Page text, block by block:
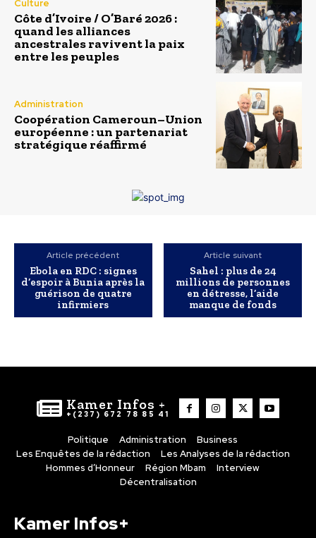
Culture
Côte d’Ivoire / O’Baré 2026 :
quand les alliances
ancestrales ravivent la paix
entre les peuples
Administration
Coopération Cameroun–Union
européenne : un partenariat
stratégique réaffirmé
Article précédent
Ebola en RDC : signes
d’espoir à Bunia après la
guérison de quatre
infirmiers
Article suivant
Sahel : plus de 24
millions de personnes
en détresse, l’aide
manque de fonds
Kamer Infos +
+(237) 672 78 85 41
Politique Administration
Business
Les Enquêtes de la rédaction
Les Analyses de la rédaction
Hommes d’Honneur
Région Mbam
Interview
Décentralisation
Kamer Infos+